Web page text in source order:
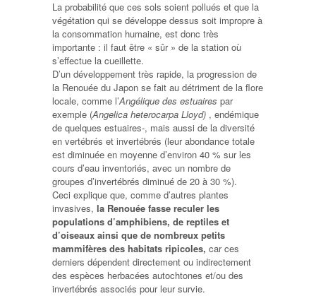
La probabilité que ces sols soient pollués et que la
végétation qui se développe dessus soit impropre à
la consommation humaine, est donc très
importante : il faut être « sûr » de la station où
s’effectue la cueillette.
D’un développement très rapide, la progression de
la Renouée du Japon se fait au détriment de la flore
locale, comme l’Angélique des estuaires par
exemple (Angelica heterocarpa Lloyd) , endémique
de quelques estuaires-, mais aussi de la diversité
en vertébrés et invertébrés (leur abondance totale
est diminuée en moyenne d’environ 40 % sur les
cours d’eau inventoriés, avec un nombre de
groupes d’invertébrés diminué de 20 à 30 %).
Ceci explique que, comme d’autres plantes
invasives, la Renouée fasse reculer les
populations d’amphibiens, de reptiles et
d’oiseaux ainsi que de nombreux petits
mammifères des habitats ripicoles, car ces
derniers dépendent directement ou indirectement
des espèces herbacées autochtones et/ou des
invertébrés associés pour leur survie.